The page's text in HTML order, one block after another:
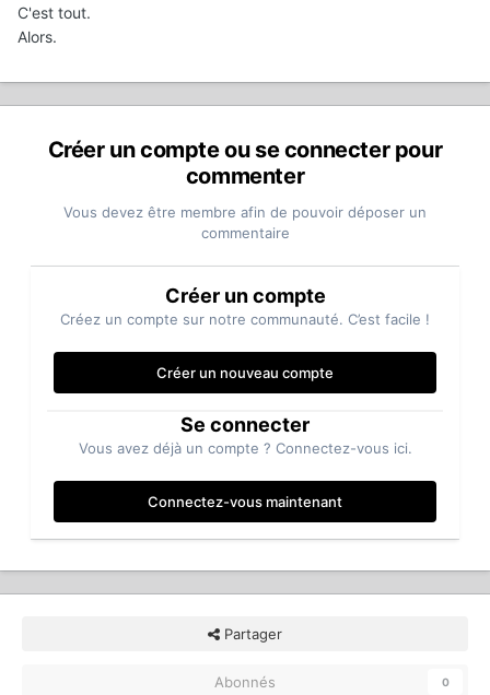
C'est tout.
Alors.
Créer un compte ou se connecter pour
commenter
Vous devez être membre afin de pouvoir déposer un
commentaire
Créer un compte
Créez un compte sur notre communauté. C’est facile !
Créer un nouveau compte
Se connecter
Vous avez déjà un compte ? Connectez-vous ici.
Connectez-vous maintenant
Partager
Abonnés 0